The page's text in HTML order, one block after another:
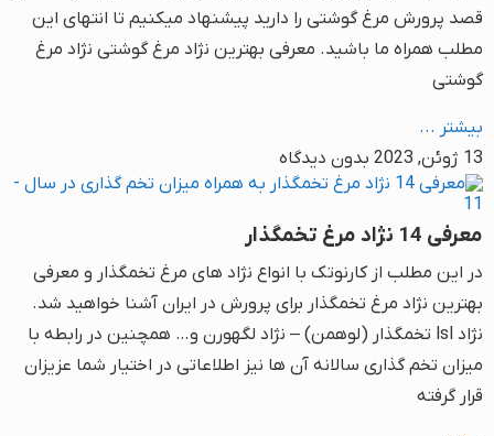
قصد پرورش مرغ گوشتی را دارید پیشنهاد میکنیم تا انتهای این
مطلب همراه ما باشید. معرفی بهترین نژاد مرغ گوشتی نژاد مرغ
گوشتی
بیشتر ...
13 ژوئن, 2023
بدون دیدگاه
معرفی 14 نژاد مرغ تخمگذار
در این مطلب از کارنوتک با انواع نژاد های مرغ تخمگذار و معرفی
بهترین نژاد مرغ تخمگذار برای پرورش در ایران آشنا خواهید شد.
نژاد lsl تخمگذار (لوهمن) – نژاد لگهورن و… همچنین در رابطه با
میزان تخم گذاری سالانه آن ها نیز اطلاعاتی در اختیار شما عزیزان
قرار گرفته